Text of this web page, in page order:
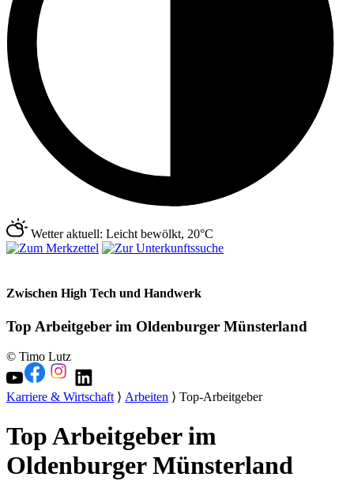
Wetter aktuell: Leicht bewölkt, 20°C
Zwischen High Tech und Handwerk
Top Arbeitgeber im Oldenburger Münsterland
© Timo Lutz
Karriere & Wirtschaft⟩ Arbeiten ⟩ Top-Arbeitgeber
Top Arbeitgeber im
Oldenburger Münsterland